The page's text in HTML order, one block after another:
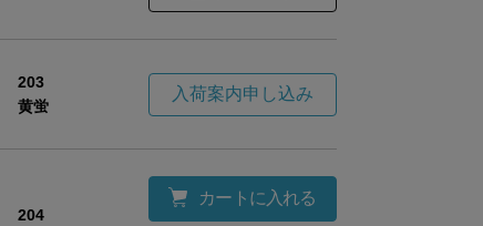
203
黄蛍
入荷案内申し込み
204
カートに入れる